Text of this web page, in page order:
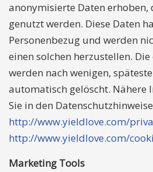
anonymisierte Daten
genutzt werden. Diese Daten
Personenbezug und werden
einen solchen herzustellen.
werden nach wenigen,
automatisch gelöscht. Nähere
Sie in den
http://www.yieldlove.com/
http://www.yieldlove.com/
Marketing Tools